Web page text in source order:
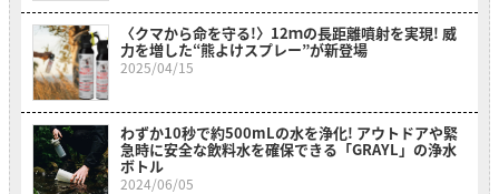
〈クマから命を守る!〉12ｍの長距離噴射を実現! 威
力を増した“熊よけスプレー”が新登場
2025/04/15
わずか10秒で約500mLの水を浄化! アウトドアや緊
急時に安全な飲料水を確保できる「GRAYL」の浄水
ボトル
2024/06/05